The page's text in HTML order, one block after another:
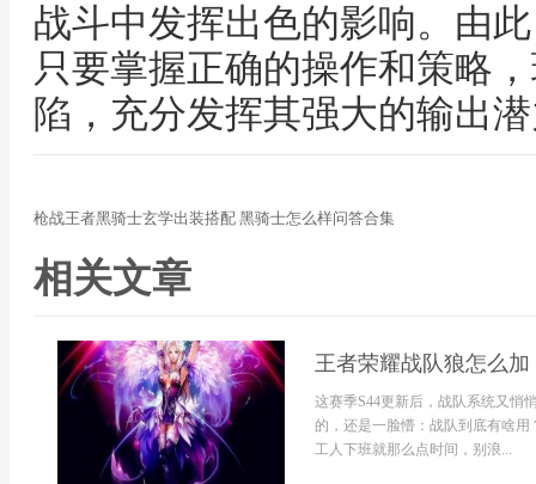
战斗中发挥出色的影响。由
只要掌握正确的操作和策略
陷，充分发挥其强大的输出
枪战王者黑骑士玄学出装搭配 黑骑士怎么样问答合集
相关文章
王者荣耀战队狼怎么
这赛季S44更新后，战队系统又悄
的，还是一脸懵：战队到底有啥
工人下班就那么点时间，别浪...